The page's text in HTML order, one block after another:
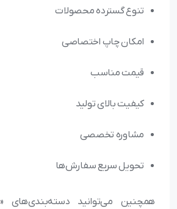
تنوع گسترده محصولات
امکان چاپ اختصاصی
قیمت مناسب
کیفیت بالای تولید
مشاوره تخصصی
تحویل سریع سفارش‌ها
همچنین می‌توانید دسته‌بندی‌های «